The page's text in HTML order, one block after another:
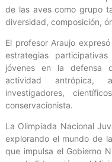
de las aves como grupo
diversidad, composición,
El profesor Araujo
estrategias
jóvenes en la defensa
actividad antrópica,
investigadores,
conservacionista.
La Olimpiada Nacional
explorando el mundo de
que impulsa el Gobierno